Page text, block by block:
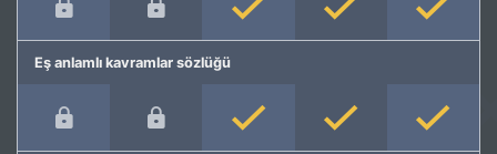
Eş anlamlı kavramlar sözlüğü